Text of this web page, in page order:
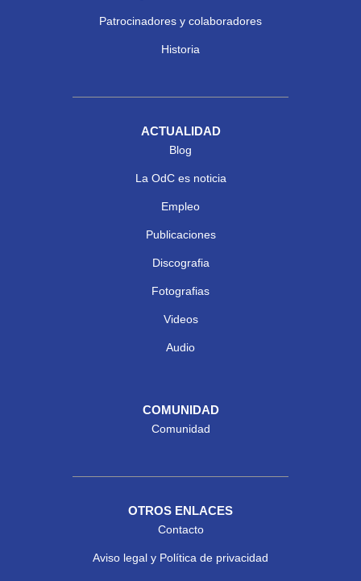
Patrocinadores y colaboradores
Historia
ACTUALIDAD
Blog
La OdC es noticia
Empleo
Publicaciones
Discografia
Fotografias
Videos
Audio
COMUNIDAD
Comunidad
OTROS ENLACES
Contacto
Aviso legal y Política de privacidad